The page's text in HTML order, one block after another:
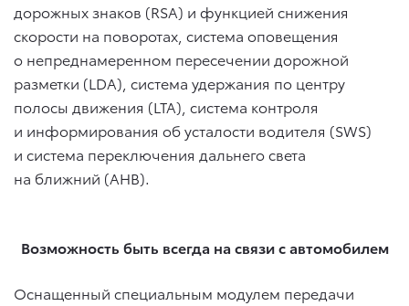
дорожных знаков (RSA) и функцией снижения
скорости на поворотах, система оповещения
о непреднамеренном пересечении дорожной
разметки (LDA), система удержания по центру
полосы движения (LTA), система контроля
и информирования об усталости водителя (SWS)
и система переключения дальнего света
на ближний (AHB).
Возможность быть всегда на связи с автомобилем
Оснащенный специальным модулем передачи